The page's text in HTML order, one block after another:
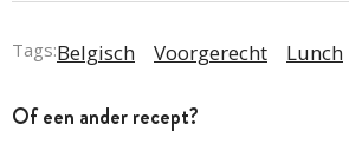
Tags:Belgisch Voorgerecht Lunch
Of een ander recept?